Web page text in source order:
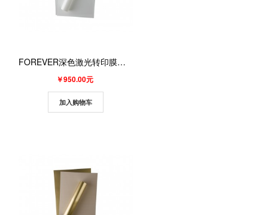
FOREVER深色激光转印膜（A3，白色，无痕）（100张/盒）
￥950.00元
加入购物车